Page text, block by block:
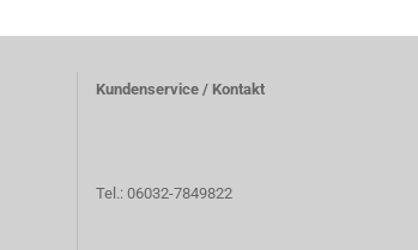
Kundenservice / Kontakt
Tel.: 06032-7849822